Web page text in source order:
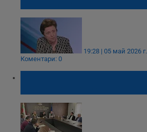
19:28 | 05 май 2026 г.
Коментари: 0